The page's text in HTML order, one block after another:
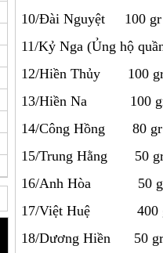
10/Đài Nguyệt 100 gr
11/Kỷ Nga (Ủng hộ
12/Hiền Thủy 100
13/Hiền Na 100
14/Công Hồng 80 gr
15/Trung Hằng 50
16/Anh Hòa 50
17/Việt Huệ 400
18/Dương Hiền 50 gr